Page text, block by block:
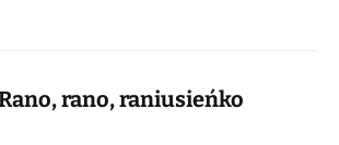
rano, raniusieńko